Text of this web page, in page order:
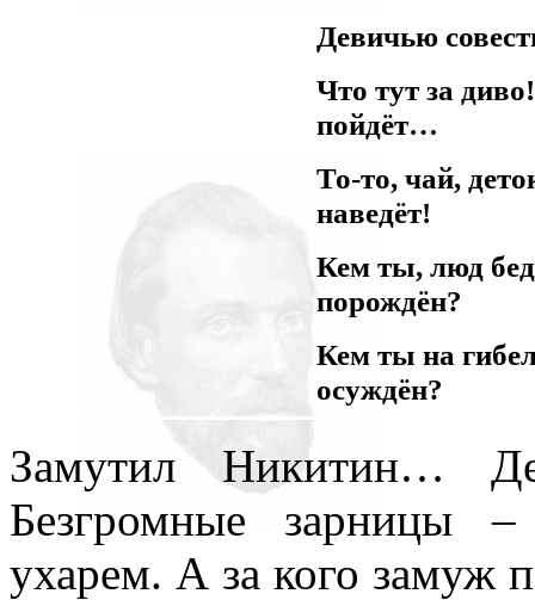
Девичью
Что тут за
пойдёт…
То-то, чай,
наведёт!
Кем ты, люд
порождён?
Кем ты на
осуждён?
Замутил Никитин…
Безгромные зарницы
ухарем. А за кого замуж